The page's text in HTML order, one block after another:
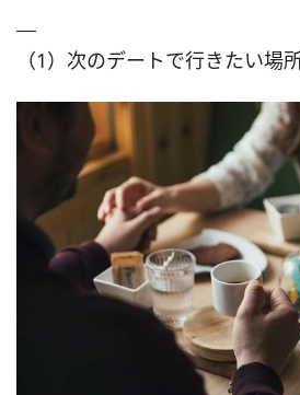
（1）次のデートで行きたい場